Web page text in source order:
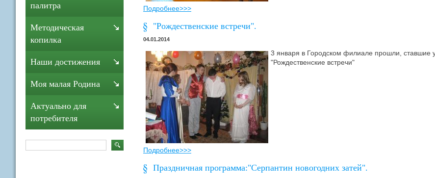
Подробнее>>>
"Рождественские встречи".
04.01.2014
3 января в Городском филиале прошли, ставшие
"Рождественские встречи"
Подробнее>>>
Праздничная программа:"Серпантин новогодних затей".
палитра
Методическая
копилка
Наши достижения
Моя малая Родина
Актуально для
потребителя